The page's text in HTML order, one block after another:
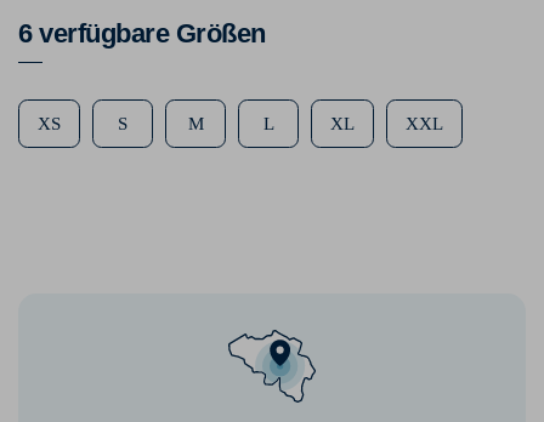
6 verfügbare Größen
XS S M L XL XXL